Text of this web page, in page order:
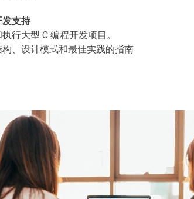
发支持
行大型 C 编程开发项目。
、设计模式和最佳实践的指南